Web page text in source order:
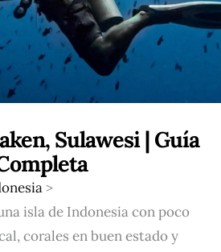
Sulawesi | Guía
>
isla de Indonesia con poco
corales en buen estado y